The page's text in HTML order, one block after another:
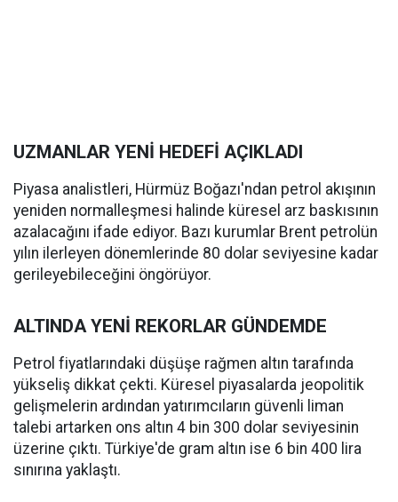
UZMANLAR YENİ HEDEFİ AÇIKLADI
Piyasa analistleri, Hürmüz Boğazı'ndan petrol akışının
yeniden normalleşmesi halinde küresel arz baskısının
azalacağını ifade ediyor. Bazı kurumlar Brent petrolün
yılın ilerleyen dönemlerinde 80 dolar seviyesine kadar
gerileyebileceğini öngörüyor.
ALTINDA YENİ REKORLAR GÜNDEMDE
Petrol fiyatlarındaki düşüşe rağmen altın tarafında
yükseliş dikkat çekti. Küresel piyasalarda jeopolitik
gelişmelerin ardından yatırımcıların güvenli liman
talebi artarken ons altın 4 bin 300 dolar seviyesinin
üzerine çıktı. Türkiye'de gram altın ise 6 bin 400 lira
sınırına yaklaştı.